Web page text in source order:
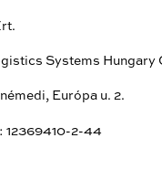
Systems
Európa u. 2.
12369410-2-44